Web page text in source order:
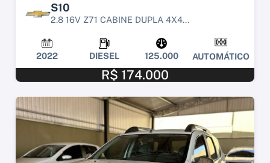
S10
2.8 16V Z71 CABINE DUPLA 4X4...
2022 DIESEL 125.000 AUTOMÁTICO
R$ 174.000